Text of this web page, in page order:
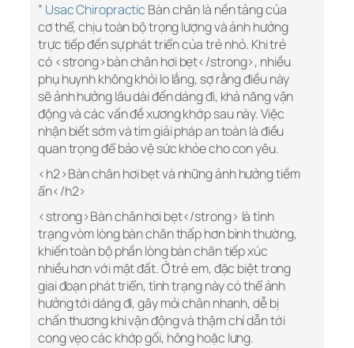
” Usac Chiropractic Bàn chân là nền tảng của
cơ thể, chịu toàn bộ trọng lượng và ảnh hưởng
trực tiếp đến sự phát triển của trẻ nhỏ. Khi trẻ
có <strong>bàn chân hơi bẹt</strong>, nhiều
phụ huynh không khỏi lo lắng, sợ rằng điều này
sẽ ảnh hưởng lâu dài đến dáng đi, khả năng vận
động và các vấn đề xương khớp sau này. Việc
nhận biết sớm và tìm giải pháp an toàn là điều
quan trọng để bảo vệ sức khỏe cho con yêu.
<h2>Bàn chân hơi bẹt và những ảnh hưởng tiềm
ẩn</h2>
<strong>Bàn chân hơi bẹt</strong> là tình
trạng vòm lòng bàn chân thấp hơn bình thường,
khiến toàn bộ phần lòng bàn chân tiếp xúc
nhiều hơn với mặt đất. Ở trẻ em, đặc biệt trong
giai đoạn phát triển, tình trạng này có thể ảnh
hưởng tới dáng đi, gây mỏi chân nhanh, dễ bị
chấn thương khi vận động và thậm chí dẫn tới
cong vẹo các khớp gối, hông hoặc lưng.